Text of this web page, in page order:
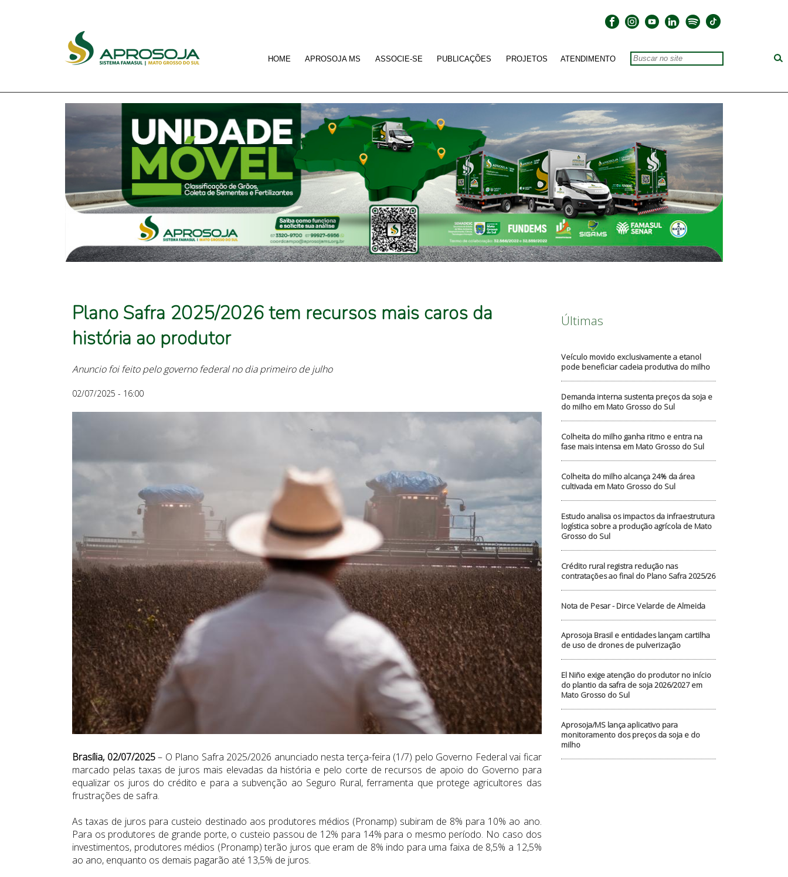
HOME APROSOJA MS ASSOCIE-SE PUBLICAÇÕES PROJETOS ATENDIMENTO
Últimas
Veículo movido exclusivamente a etanol
pode beneficiar cadeia produtiva do milho
Demanda interna sustenta preços da soja e
do milho em Mato Grosso do Sul
Colheita do milho ganha ritmo e entra na
fase mais intensa em Mato Grosso do Sul
Colheita do milho alcança 24% da área
cultivada em Mato Grosso do Sul
Estudo analisa os impactos da infraestrutura
logística sobre a produção agrícola de Mato
Grosso do Sul
Crédito rural registra redução nas
contratações ao final do Plano Safra 2025/26
Nota de Pesar - Dirce Velarde de Almeida
Aprosoja Brasil e entidades lançam cartilha
de uso de drones de pulverização
El Niño exige atenção do produtor no início
do plantio da safra de soja 2026/2027 em
Mato Grosso do Sul
Aprosoja/MS lança aplicativo para
monitoramento dos preços da soja e do
milho
Plano Safra 2025/2026 tem recursos mais caros da
história ao produtor
Anuncio foi feito pelo governo federal no dia primeiro de julho
02/07/2025 - 16:00
Brasília, 02/07/2025– O Plano Safra 2025/2026 anunciado nesta terça-feira (1/7) pelo Governo Federal vai ficar
marcado pelas taxas de juros mais elevadas da história e pelo corte de recursos de apoio do Governo para
equalizar os juros do crédito e para a subvenção ao Seguro Rural, ferramenta que protege agricultores das
frustrações de safra.
As taxas de juros para custeio destinado aos produtores médios (Pronamp) subiram de 8% para 10% ao ano.
Para os produtores de grande porte, o custeio passou de 12% para 14% para o mesmo período. No caso dos
investimentos, produtores médios (Pronamp) terão juros que eram de 8% indo para uma faixa de 8,5% a 12,5%
ao ano, enquanto os demais pagarão até 13,5% de juros.